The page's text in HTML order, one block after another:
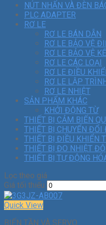
NÚT NHẤN VÀ ĐÈN
PLC ADAPTER
RƠ LE
RƠ LE BÁN DẪN
RƠ LE BẢO VỆ
RƠ LE BẢO VỆ
RƠ LE CÁC LOẠI
RƠ LE ĐIỀU
RƠ LE LẬP
RƠ LE NHIỆT
SẢN PHẨM KHÁC
KHỞI ĐỘNG TỪ
THIẾT BỊ CẢM BIẾN
THIẾT BỊ CHUYỂN ĐỔI
THIẾT BỊ ĐIỀU KHIỂN
THIẾT BỊ ĐO NHIỆT ĐỘ
THIẾT BỊ TỰ ĐỘNG
Lọc theo giá
Giá tối thiểu
Quick View
BIẾN TẦN VÀ SERVO